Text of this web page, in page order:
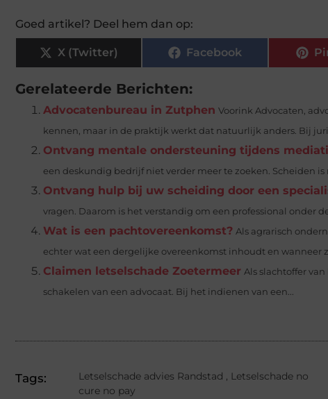
Goed artikel? Deel hem dan op:
X (Twitter) Facebook
Gerelateerde Berichten:
Advocatenbureau in Zutphen Voorink Advocaten,
kennen, maar in de praktijk werkt dat natuurlijk anders. Bij
Ontvang mentale ondersteuning tijdens
een deskundig bedrijf niet verder meer te zoeken. Scheiden is
Ontvang hulp bij uw scheiding door een
vragen. Daarom is het verstandig om een professional onder
Wat is een pachtovereenkomst? Als agrarisch
echter wat een dergelijke overeenkomst inhoudt en wanneer
Claimen letselschade Zoetermeer Als slachtoffer
schakelen van een advocaat. Bij het indienen van een...
Tags: Letselschade advies Randstad
Letselschade no
cure no pay